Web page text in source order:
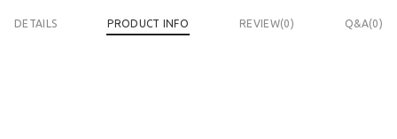
DETAILS PRODUCT INFO REVIEW(0) Q&A(0)